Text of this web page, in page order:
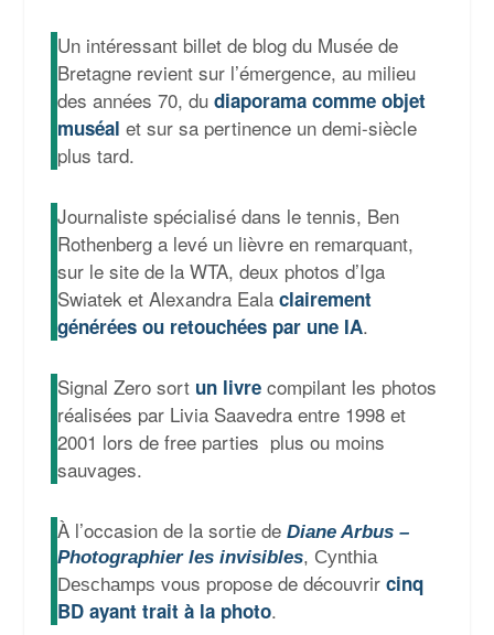
Un intéressant billet de blog du Musée de
Bretagne revient sur l’émergence, au milieu
des années 70, du diaporama comme objet
muséal et sur sa pertinence un demi-siècle
plus tard.
Journaliste spécialisé dans le tennis, Ben
Rothenberg a levé un lièvre en remarquant,
sur le site de la WTA, deux photos d’Iga
Swiatek et Alexandra Eala clairement
générées ou retouchées par une IA.
Signal Zero sort un livrecompilant les photos
réalisées par Livia Saavedra entre 1998 et
2001 lors de free parties plus ou moins
sauvages.
À l’occasion de la sortie de Diane Arbus –
Photographier les invisibles, Cynthia
Deschamps vous propose de découvrir cinq
BD ayant trait à la photo.